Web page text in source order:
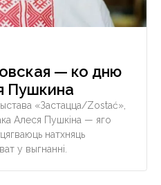
— ко дню
Пушкина
«Застацца/Zostać»,
Алеся Пушкіна — яго
натхняць
у выгнанні.